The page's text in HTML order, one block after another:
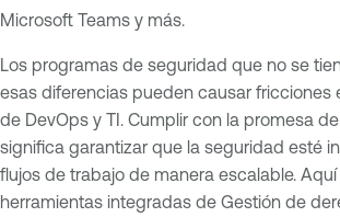
Microsoft Teams y más.
Los programas de seguridad que no se
esas diferencias pueden causar fricciones
de DevOps y TI. Cumplir con la promesa
significa garantizar que la seguridad esté
flujos de trabajo de manera escalable.
herramientas integradas de Gestión de